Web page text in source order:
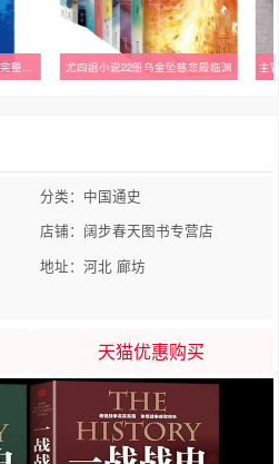
窄门书正版安德烈纪德原著完整版无删减诺贝尔文学奖获得者外国文学随笔纪德三部曲之一世界名著长篇小说法国现代文学经典畅销书籍 尤四姐小说22册乌金坠慈悲殿临渊
分类：中国通史
店铺：阔步春天图书专营店
地址：河北 廊坊
天猫优惠购买